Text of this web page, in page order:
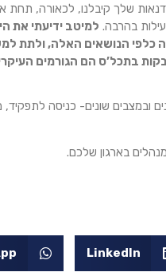
שלך קיבלנו, לכאורה, תחת
בהרבה. למיטב ידיעתי את
כלפי הנושאים האלה, ולתת
בתכל’ס הם הגורמים
ובמצבים שונים- כניסה
בארגון שלכם.
LinkedIn